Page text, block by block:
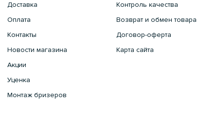
Доставка
Оплата
Контакты
Новости магазина
Акции
Уценка
Монтаж бризеров
Контроль качества
Возврат и обмен товара
Договор-оферта
Карта сайта